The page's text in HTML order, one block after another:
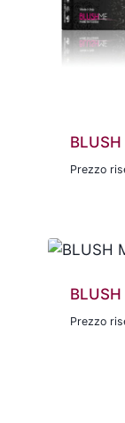
Prezzo
Prezzo